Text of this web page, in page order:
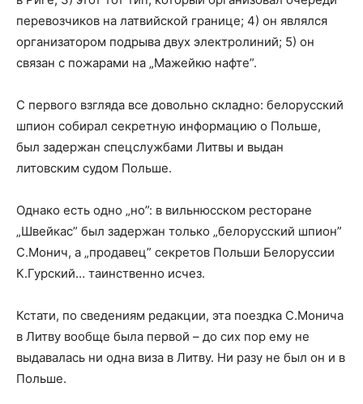
перевозчиков на латвийской границе; 4) он являлся
организатором подрыва двух электролиний; 5) он
связан с пожарами на „Мажейкю нафте”.
С первого взгляда все довольно складно: белорусский
шпион собирал секретную информацию о Польше,
был задержан спецслужбами Литвы и выдан
литовским судом Польше.
Однако есть одно „но”: в вильнюсском ресторане
„Швейкас” был задержан только „белорусский шпион”
С.Монич, а „продавец” секретов Польши Белоруссии
К.Гурский… таинственно исчез.
Кстати, по сведениям редакции, эта поездка С.Монича
в Литву вообще была первой – до сих пор ему не
выдавалась ни одна виза в Литву. Ни разу не был он и в
Польше.